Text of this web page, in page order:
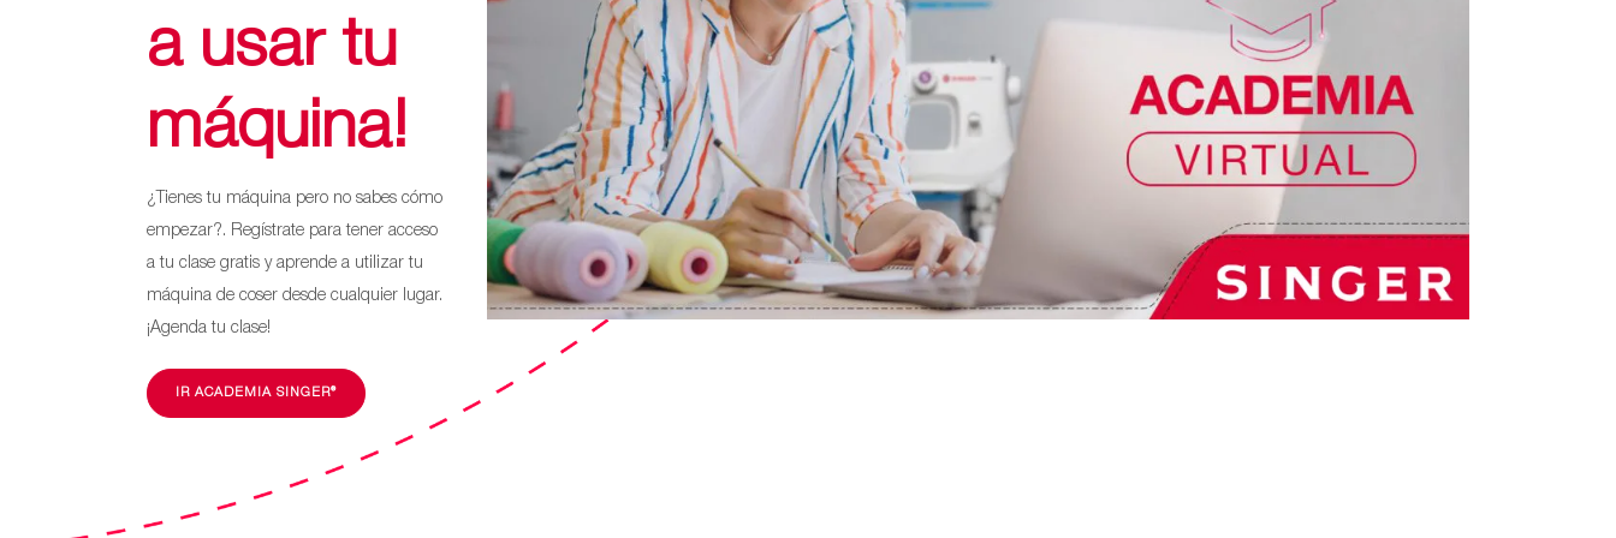
a usar tu
máquina!
¿Tienes tu máquina pero no sabes cómo
empezar?. Regístrate para tener acceso
a tu clase gratis y aprende a utilizar tu
máquina de coser desde cualquier lugar.
¡Agenda tu clase!
IR ACADEMIA SINGER®